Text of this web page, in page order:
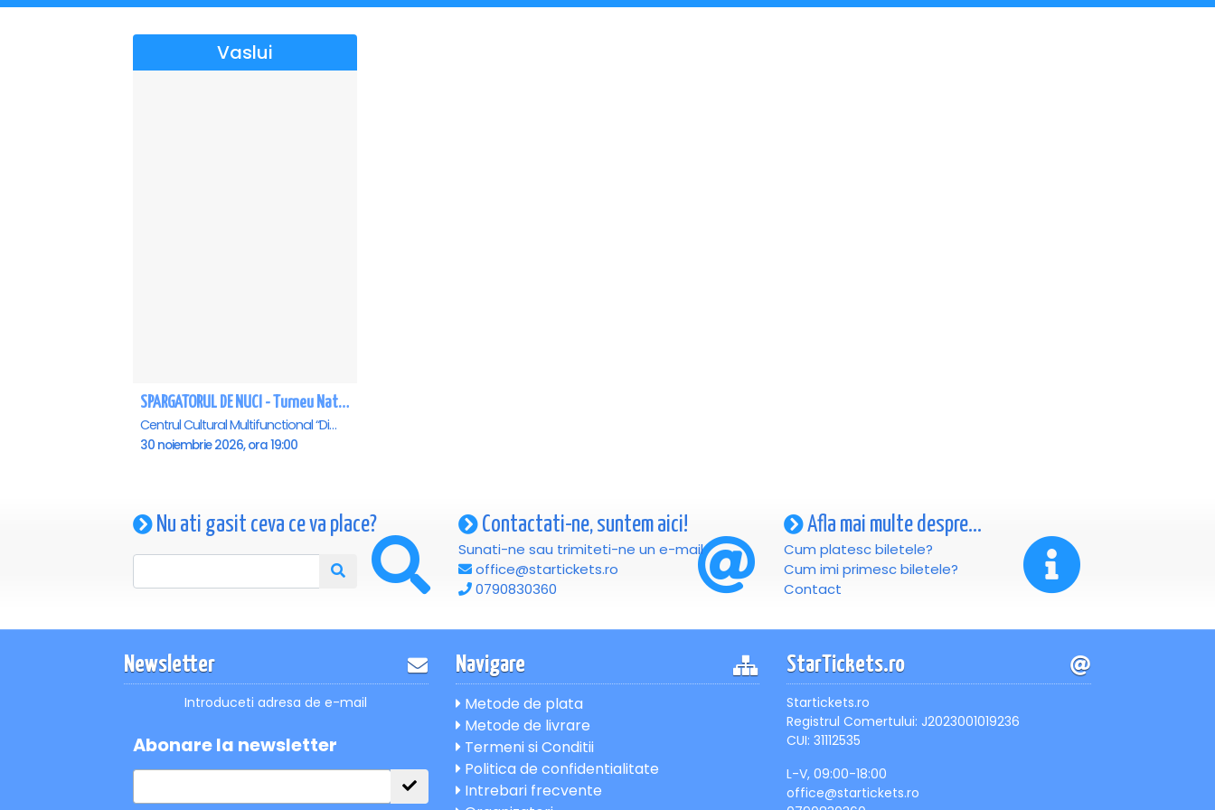
→→→TURNEU NATIONAL←←←
Vaslui
SPARGATORUL DE NUCI - Turneu National - Vaslui
Centrul Cultural Multifunctional “Dimitrie Cantemir”, Vaslui
30 noiembrie 2026, ora 19:00
Nu ati gasit ceva ce va place? Contactati-ne, suntem aici!
Sunati-ne sau trimiteti-ne un e-mail
office@startickets.ro
0790830360
Afla mai multe despre...
Cum platesc biletele?
Cum imi primesc biletele?
Contact
Newsletter
Introduceti adresa de e-mail
Abonare la newsletter
Navigare
Metode de plata
Metode de livrare
Termeni si Conditii
Politica de confidentialitate
Intrebari frecvente
StarTickets.ro
Startickets.ro
Registrul Comertului: J2023001019236
CUI: 31112535
L-V, 09:00-18:00
office@startickets.ro